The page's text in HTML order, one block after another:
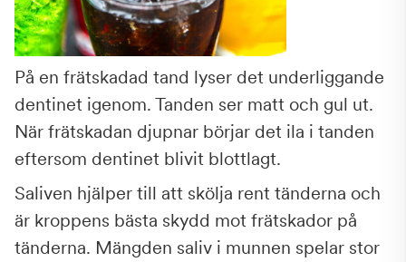
På en frätskadad tand lyser det underliggande
dentinet igenom. Tanden ser matt och gul ut.
När frätskadan djupnar börjar det ila i tanden
eftersom dentinet blivit blottlagt.
Saliven hjälper till att skölja rent tänderna och
är kroppens bästa skydd mot frätskador på
tänderna. Mängden saliv i munnen spelar stor